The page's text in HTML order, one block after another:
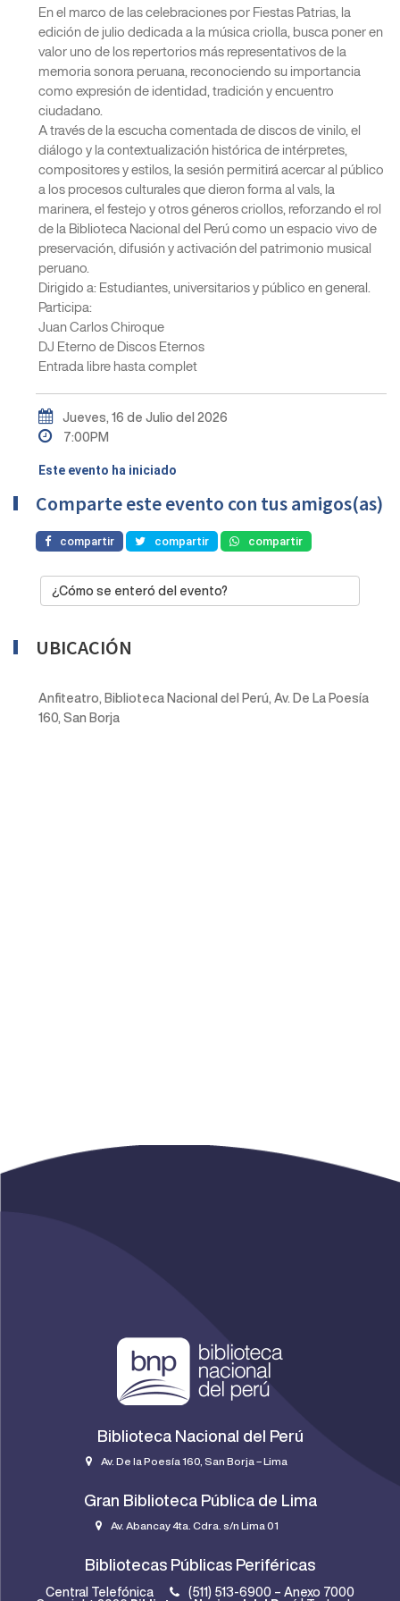
En el marco de las celebraciones por Fiestas Patrias, la
edición de julio dedicada a la música criolla, busca poner en
valor uno de los repertorios más representativos de la
memoria sonora peruana, reconociendo su importancia
como expresión de identidad, tradición y encuentro
ciudadano.
A través de la escucha comentada de discos de vinilo, el
diálogo y la contextualización histórica de intérpretes,
compositores y estilos, la sesión permitirá acercar al público
a los procesos culturales que dieron forma al vals, la
marinera, el festejo y otros géneros criollos, reforzando el rol
de la Biblioteca Nacional del Perú como un espacio vivo de
preservación, difusión y activación del patrimonio musical
peruano.
Dirigido a: Estudiantes, universitarios y público en general.
Participa:
Juan Carlos Chiroque
DJ Eterno de Discos Eternos
Entrada libre hasta complet
Jueves, 16 de Julio del 2026
7:00PM
Este evento ha iniciado
Comparte este evento con tus amigos(as)
compartir compartir compartir
¿Cómo se enteró del evento?
UBICACIÓN
Anfiteatro, Biblioteca Nacional del Perú, Av. De La Poesía
160, San Borja
Biblioteca Nacional del Perú
Av. De la Poesía 160, San Borja – Lima
Gran Biblioteca Pública de Lima
Av. Abancay 4ta. Cdra. s/n Lima 01
Bibliotecas Públicas Periféricas
Central Telefónica
(511) 513-6900 – Anexo 7000